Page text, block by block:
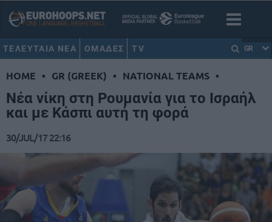
ΤΕΛΕΥΤΑΙΑ ΝΕΑ ΟΜΑΔΕΣ TV GR
HOME • GR (GREEK) • NATIONAL TEAMS •
Νέα νίκη στη Ρουμανία για το Ισραήλ
και με Κάσπι αυτή τη φορά
30/JUL/17 22:16